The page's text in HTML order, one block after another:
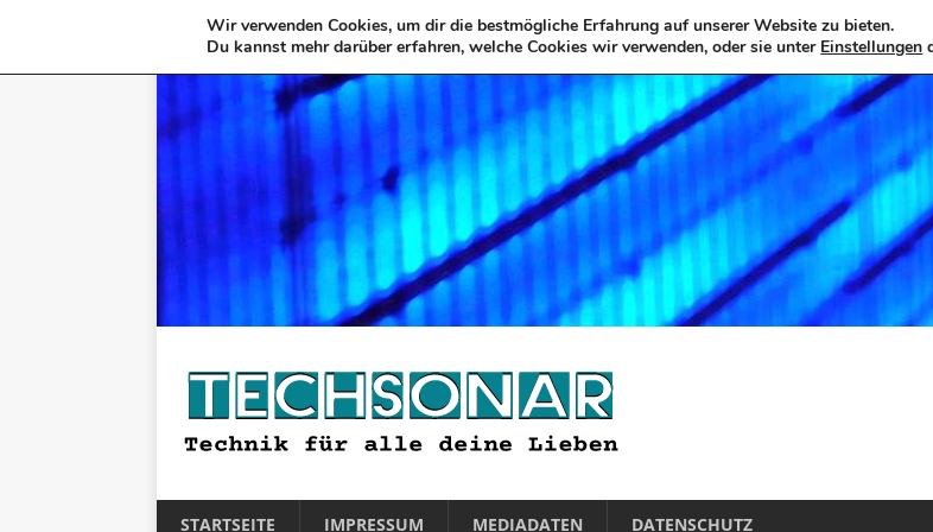
STARTSEITE IMPRESSUM MEDIADATEN DATENSCHUTZ
Wir verwenden Cookies, um dir die bestmögliche Erfahrung auf unserer Website zu bieten.
Du kannst mehr darüber erfahren, welche Cookies wir verwenden, oder sie unter Einstellungen